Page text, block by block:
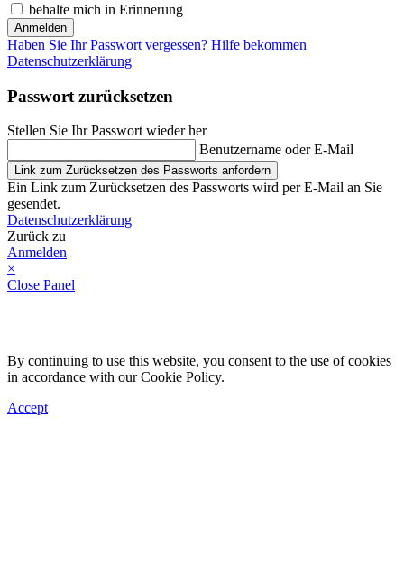
behalte mich in Erinnerung
Anmelden
Haben Sie Ihr Passwort vergessen? Hilfe bekommen
Datenschutzerklärung
Passwort zurücksetzen
Stellen Sie Ihr Passwort wieder her
Benutzername oder E-Mail
Link zum Zurücksetzen des Passworts anfordern
Ein Link zum Zurücksetzen des Passworts wird per E-Mail an Sie
gesendet.
Datenschutzerklärung
Zurück zu
Anmelden
×
Close Panel
By continuing to use this website, you consent to the use of cookies
in accordance with our Cookie Policy.
Accept